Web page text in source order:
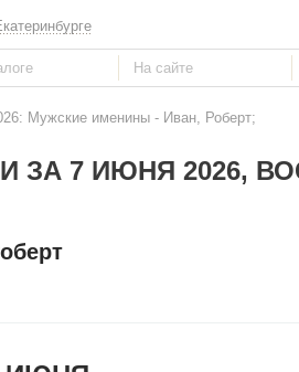
Мужские именины - Иван, Роберт;
ЗА 7 ИЮНЯ 2026,